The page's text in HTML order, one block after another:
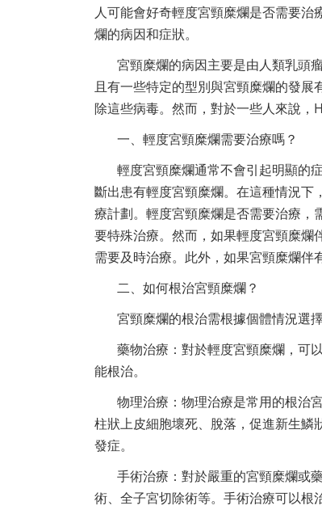
人可能會好奇輕度宮頸糜爛是否需要
爛的病因和症狀。
宮頸糜爛的病因主要是由人類乳頭
且有一些特定的型別與宮頸糜爛的發
除這些病毒。然而，對於一些人來說，
一、輕度宮頸糜爛需要治療嗎？
輕度宮頸糜爛通常不會引起明顯的
斷出患有輕度宮頸糜爛。在這種情況
療計劃。輕度宮頸糜爛是否需要治療，
要特殊治療。然而，如果輕度宮頸糜爛
需要及時治療。此外，如果宮頸糜爛伴
二、如何根治宮頸糜爛？
宮頸糜爛的根治需根據個體情況選
藥物治療：對於輕度宮頸糜爛，可
能根治。
物理治療：物理治療是常用的根治
柱狀上皮細胞壞死、脫落，促進新生
發症。
手術治療：對於嚴重的宮頸糜爛或
術、全子宮切除術等。手術治療可以根